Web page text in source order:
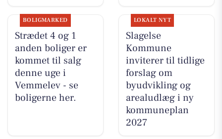
BOLIGMARKED
Strædet 4 og 1
anden boliger er
kommet til salg
denne uge i
Vemmelev - se
boligerne her.
LOKALT NYT
Slagelse
Kommune
inviterer til tidlige
forslag om
byudvikling og
arealudlæg i ny
kommuneplan
2027